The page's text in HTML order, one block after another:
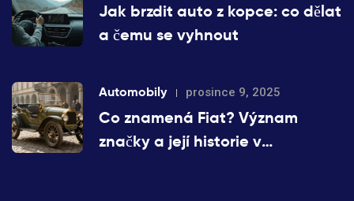
Jak brzdit auto z kopce: co dělat
a čemu se vyhnout
Automobily prosince 9, 2025
Co znamená Fiat? Význam
značky a její historie v